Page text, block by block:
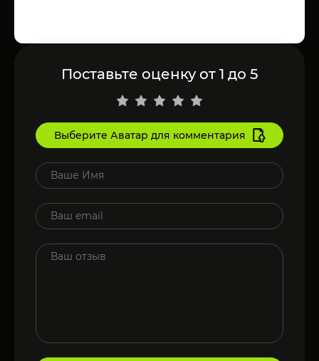
Поставьте оценку от 1 до 5
Выберите Аватар для комментария